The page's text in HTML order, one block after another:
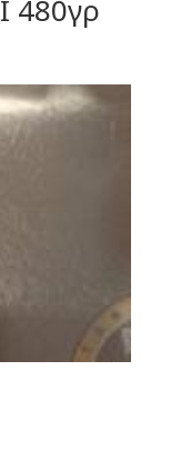
480γρ